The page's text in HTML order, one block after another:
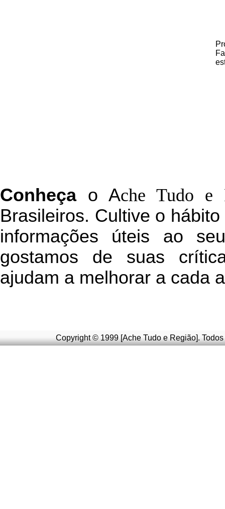
Conheçao Ache Tudo e
Brasileiros. Cultive o
informações úteis ao
gostamos de suas
ajudam a melhorar a cada
Copyright © 1999 [Ache Tudo e Região].